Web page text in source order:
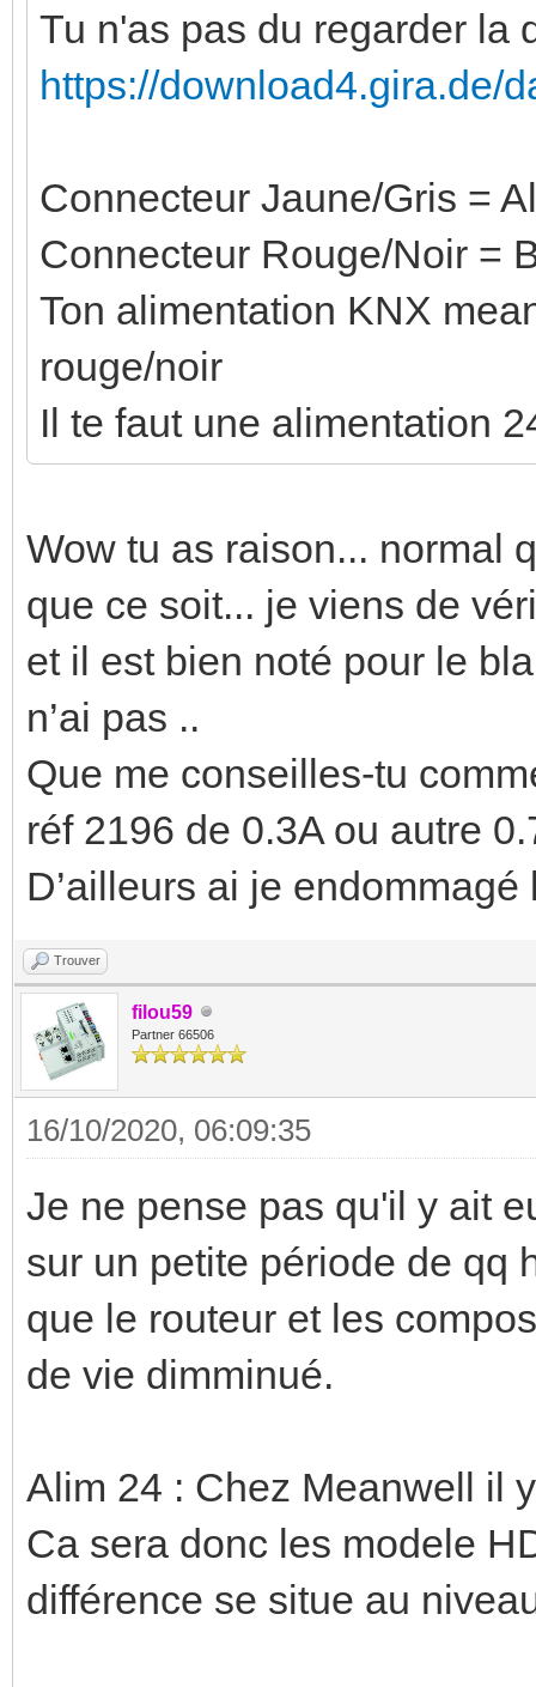
Tu n'as pas du regarder la
https://download4.gira.de/
Connecteur Jaune/Gris =
Connecteur Rouge/Noir =
Ton alimentation KNX
rouge/noir
Il te faut une alimentation
Wow tu as raison... normal
que ce soit... je viens de
et il est bien noté pour le
n’ai pas ..
Que me conseilles-tu
réf 2196 de 0.3A ou autre
D’ailleurs ai je
Trouver
filou59
Partner 66506
16/10/2020, 06:09:35
Je ne pense pas qu'il y ait
sur un petite période de qq
que le routeur et les
de vie dimminué.
Alim 24 : Chez Meanwell il
Ca sera donc les modele
différence se situe au